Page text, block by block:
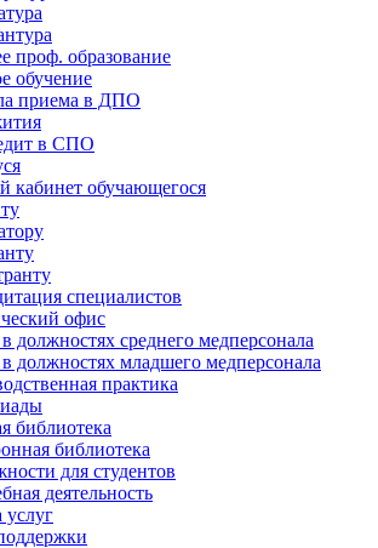
проф. образование
обучение
приема в ДПО
в СПО
кабинет обучающегося
специалистов
офис
должностях среднего медперсонала
в должностях младшего медперсонала
практика
библиотека
библиотека
для студентов
деятельность
услуг